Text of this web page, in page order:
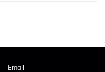
Email